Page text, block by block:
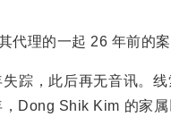
理的一起 26 年前的案
踪，此后再无音讯。
Dong Shik Kim 的家